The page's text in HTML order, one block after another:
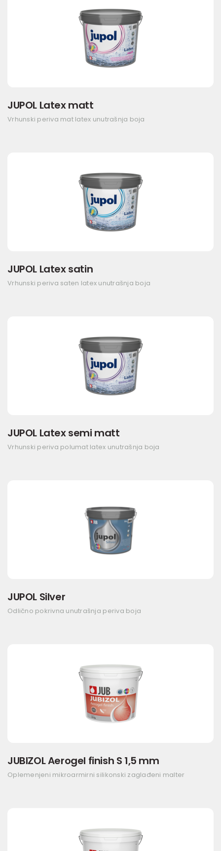
JUPOL Latex matt
Vrhunski periva mat latex unutrašnja boja
JUPOL Latex satin
Vrhunski periva saten latex unutrašnja boja
JUPOL Latex semi matt
Vrhunski periva polumat latex unutrašnja boja
JUPOL Silver
Odlično pokrivna unutrašnja periva boja
JUBIZOL Aerogel finish S 1,5 mm
Oplemenjeni mikroarmirni silikonski zaglađeni malter